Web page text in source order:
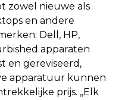
zowel nieuwe als
en andere
Dell, HP,
apparaten
en gereviseerd,
apparatuur kunnen
prijs. ,,Elk